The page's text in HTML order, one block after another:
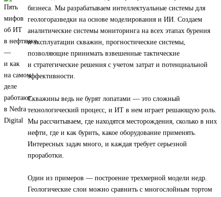
бизнеса. Мы разрабатываем интеллектуальные системы для
геологоразведки на основе моделирования и ИИ. Создаем
аналитические системы мониторинга на всех этапах бурения
и эксплуатации скважин, прогностические системы,
позволяющие принимать взвешенные тактические
и стратегические решения с учетом затрат и потенциальной
эффективности.
Скважины ведь не бурят лопатами — это сложный
технологический процесс, и ИТ в нем играет решающую роль.
Мы рассчитываем, где находятся месторождения, сколько в них
нефти, где и как бурить, какое оборудование применять.
Интересных задач много, и каждая требует серьезной
проработки.
Один из примеров — построение трехмерной модели недр.
Геологические слои можно сравнить с многослойным тортом